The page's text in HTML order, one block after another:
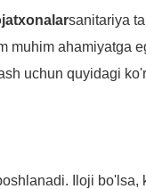
sanitariya
muhim ahamiyatga
uchun quyidagi
Iloji bo'lsa,